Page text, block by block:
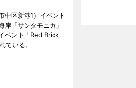
中区新港1）イベント
岸「サンタモニカ」
ベント「Red Brick
ている。